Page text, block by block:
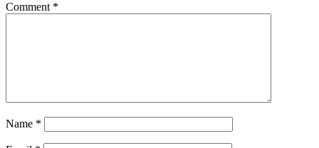
Comment *
Name *